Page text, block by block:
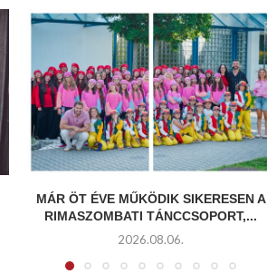
MÁR ÖT ÉVE MŰKÖDIK SIKERESEN A
RIMASZOMBATI TÁNCCSOPORT,...
2026.08.06.